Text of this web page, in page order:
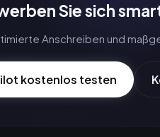
Sie sich
Anschreiben und
kostenlos testen